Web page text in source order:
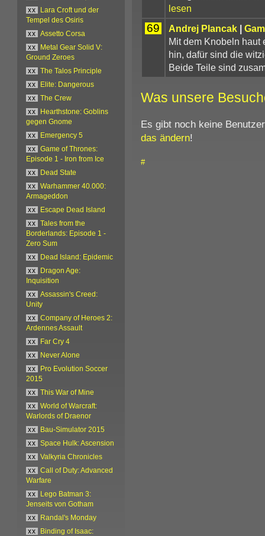
lesen
69 Andrej Plancak|
Mit dem Knobeln haut
hin, dafür sind die
Beide Teile sind
Was unsere
Es gibt noch keine
das ändern!
#
xx
Lara Croft und der
Tempel des Osiris
xx
Assetto Corsa
xx
Metal Gear Solid V:
Ground Zeroes
xx
The Talos Principle
xx
Elite: Dangerous
xx
The Crew
xx
Hearthstone: Goblins
gegen Gnome
xx
Emergency 5
xx
Game of Thrones:
Episode 1 - Iron from Ice
xx
Dead State
xx
Warhammer 40.000:
Armageddon
xx
Escape Dead Island
xx
Tales from the
Borderlands: Episode 1 -
Zero Sum
xx
Dead Island: Epidemic
xx
Dragon Age:
Inquisition
xx
Assassin's Creed:
Unity
xx
Company of Heroes 2:
Ardennes Assault
xx
Far Cry 4
xx
Never Alone
xx
Pro Evolution Soccer
2015
xx
This War of Mine
xx
World of Warcraft:
Warlords of Draenor
xx
Bau-Simulator 2015
xx
Space Hulk: Ascension
xx
Valkyria Chronicles
xx
Call of Duty: Advanced
Warfare
xx
Lego Batman 3:
Jenseits von Gotham
xx
Randal's Monday
xx
Binding of Isaac: